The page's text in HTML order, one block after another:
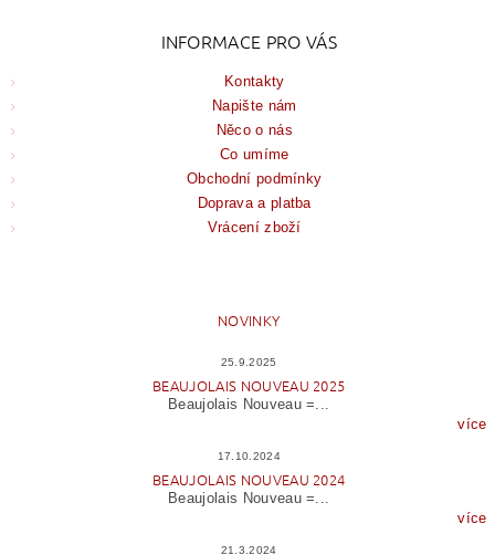
INFORMACE PRO VÁS
Kontakty
Napište nám
Něco o nás
Co umíme
Obchodní podmínky
Doprava a platba
Vrácení zboží
NOVINKY
25.9.2025
BEAUJOLAIS NOUVEAU 2025
Beaujolais Nouveau =...
více
17.10.2024
BEAUJOLAIS NOUVEAU 2024
Beaujolais Nouveau =...
více
21.3.2024